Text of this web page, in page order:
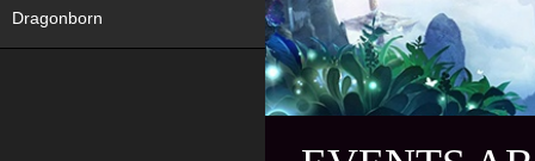
Dragonborn